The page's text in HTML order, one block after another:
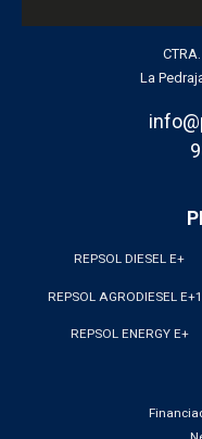
La
REPSOL DIESEL E+
REPSOL AGRODIESEL
REPSOL ENERGY E+